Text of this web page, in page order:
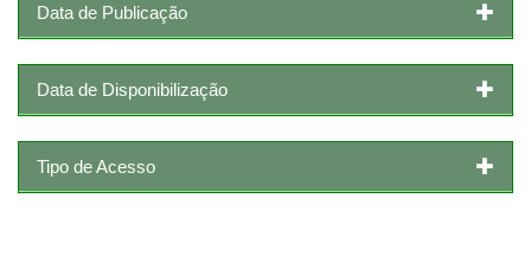
Data de Publicação
Data de Disponibilização
Tipo de Acesso